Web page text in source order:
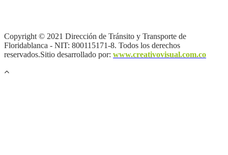
Copyright © 2021 Dirección de Tránsito y Transporte de
Floridablanca - NIT: 800115171-8. Todos los derechos
reservados.Sitio desarrollado por: www.creativovisual.com.co